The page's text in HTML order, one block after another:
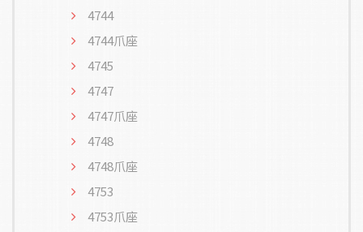
4744
4744爪座
4745
4747
4747爪座
4748
4748爪座
4753
4753爪座